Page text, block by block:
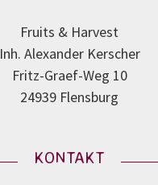
Fruits & Harvest
Inh. Alexander Kerscher
Fritz-Graef-Weg 10
24939 Flensburg
KONTAKT